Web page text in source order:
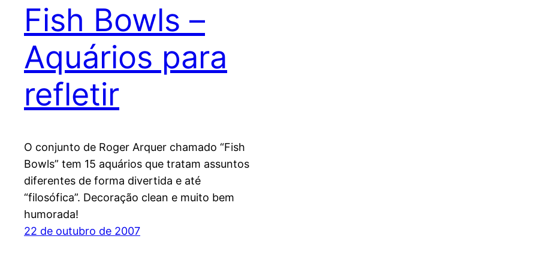
Fish Bowls –
Aquários para
refletir
O conjunto de Roger Arquer chamado “Fish
Bowls” tem 15 aquários que tratam assuntos
diferentes de forma divertida e até
“filosófica”. Decoração clean e muito bem
humorada!
22 de outubro de 2007